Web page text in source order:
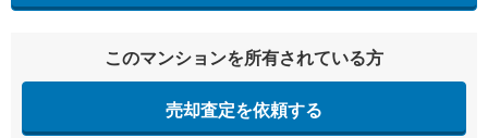
このマンションを所有されている方
売却査定を依頼する